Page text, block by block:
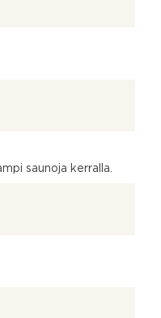
saunoja kerralla.